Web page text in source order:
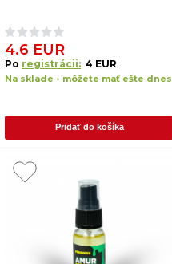
4.6 EUR
Po registrácii: 4 EUR
Na sklade - môžete mať ešte dnes
Pridať do košíka